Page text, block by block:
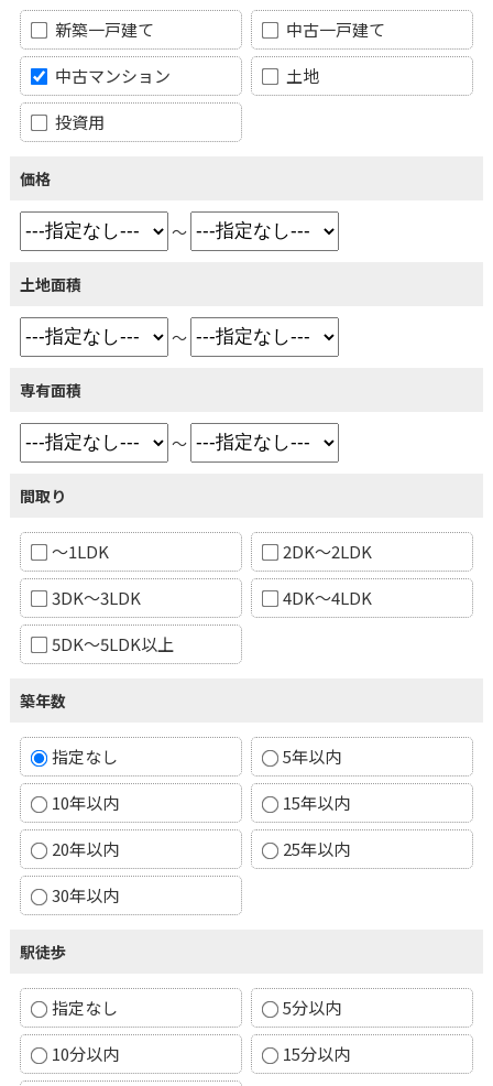
新築一戸建て
中古一戸建て
中古マンション
土地
投資用
価格
～
土地面積
～
専有面積
～
間取り
～1LDK
2DK～2LDK
3DK～3LDK
4DK～4LDK
5DK～5LDK以上
築年数
指定なし
5年以内
10年以内
15年以内
20年以内
25年以内
30年以内
駅徒歩
指定なし
5分以内
10分以内
15分以内